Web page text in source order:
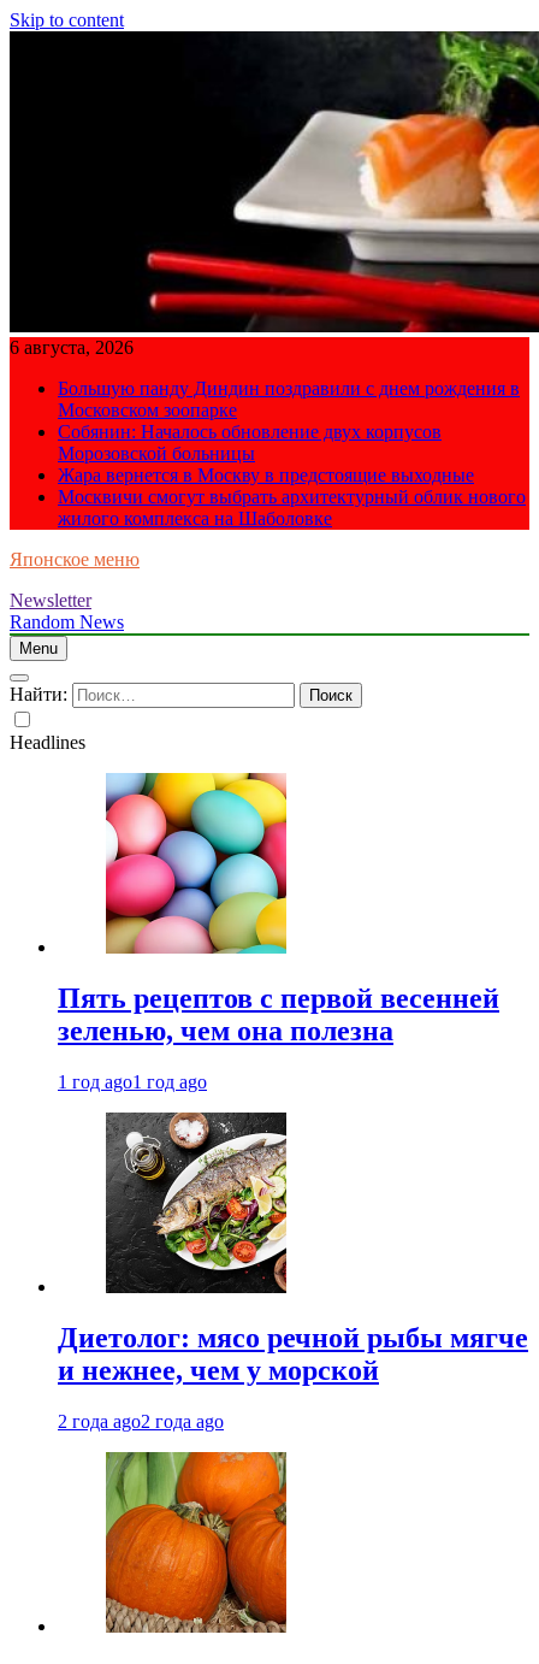
Skip to content
6 августа, 2026
Большую панду Диндин поздравили с днем рождения в
Московском зоопарке
Собянин: Началось обновление двух корпусов
Морозовской больницы
Жара вернется в Москву в предстоящие выходные
Москвичи смогут выбрать архитектурный облик нового
жилого комплекса на Шаболовке
Японское меню
Newsletter
Random News
Menu
Найти:
Headlines
Пять рецептов с первой весенней
зеленью, чем она полезна
1 год ago1 год ago
Диетолог: мясо речной рыбы мягче
и нежнее, чем у морской
2 года ago2 года ago